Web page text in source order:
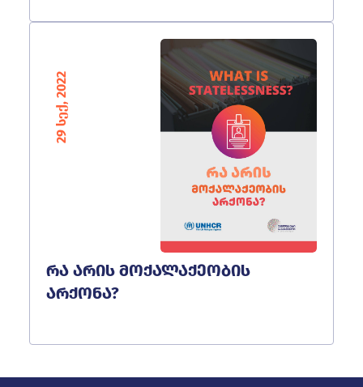
29 სექ, 2022
რა არის მოქალაქეობის
არქონა?